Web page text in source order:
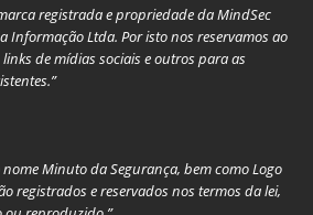
registrada e propriedade da MindSec
Informação Ltda. Por isto nos reservamos ao
de mídias sociais e outros para as
nome Minuto da Segurança, bem como Logo
registrados e reservados nos termos da lei,